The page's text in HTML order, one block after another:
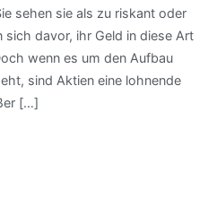
sehen sie als zu riskant oder
davor, ihr Geld in diese Art
wenn es um den Aufbau
sind Aktien eine lohnende
[…]